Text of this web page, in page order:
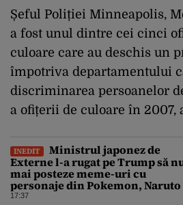
Șeful Poliției Minneapolis,
a fost unul dintre cei cinci
culoare care au deschis un
împotriva departamentului
discriminarea persoanelor
a ofițerii de culoare în 2007,
INEDIT
Ministrul japonez de
Externe l-a rugat pe Trump să
mai posteze meme-uri cu
personaje din Pokemon, Naruto
Mario pe platformele social-
17:37